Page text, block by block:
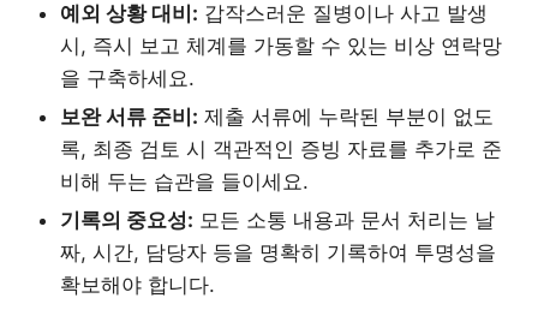
예외 상황 대비: 갑작스러운 질병이나 사고 발생
시, 즉시 보고 체계를 가동할 수 있는 비상 연락망
을 구축하세요.
보완 서류 준비: 제출 서류에 누락된 부분이 없도
록, 최종 검토 시 객관적인 증빙 자료를 추가로 준
비해 두는 습관을 들이세요.
기록의 중요성: 모든 소통 내용과 문서 처리는 날
짜, 시간, 담당자 등을 명확히 기록하여 투명성을
확보해야 합니다.